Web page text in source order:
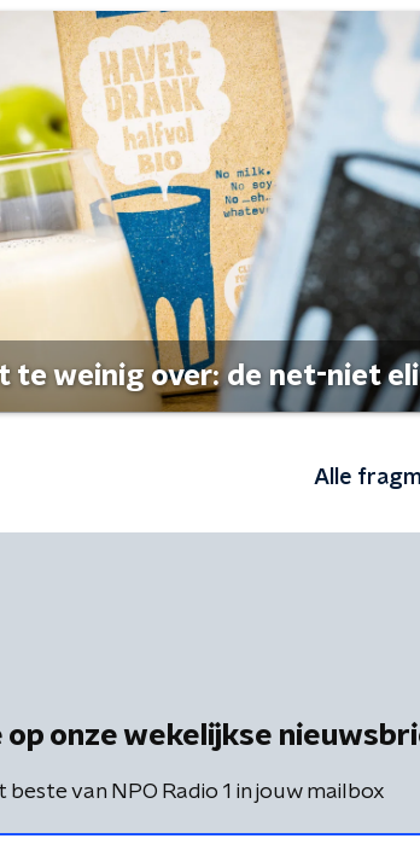
te weinig over: de net-niet
Alle
op onze wekelijkse
van NPO Radio 1 in jouw mailbox